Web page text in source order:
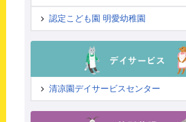
認定こども園 明愛幼稚園
清凉園デイサービスセンター